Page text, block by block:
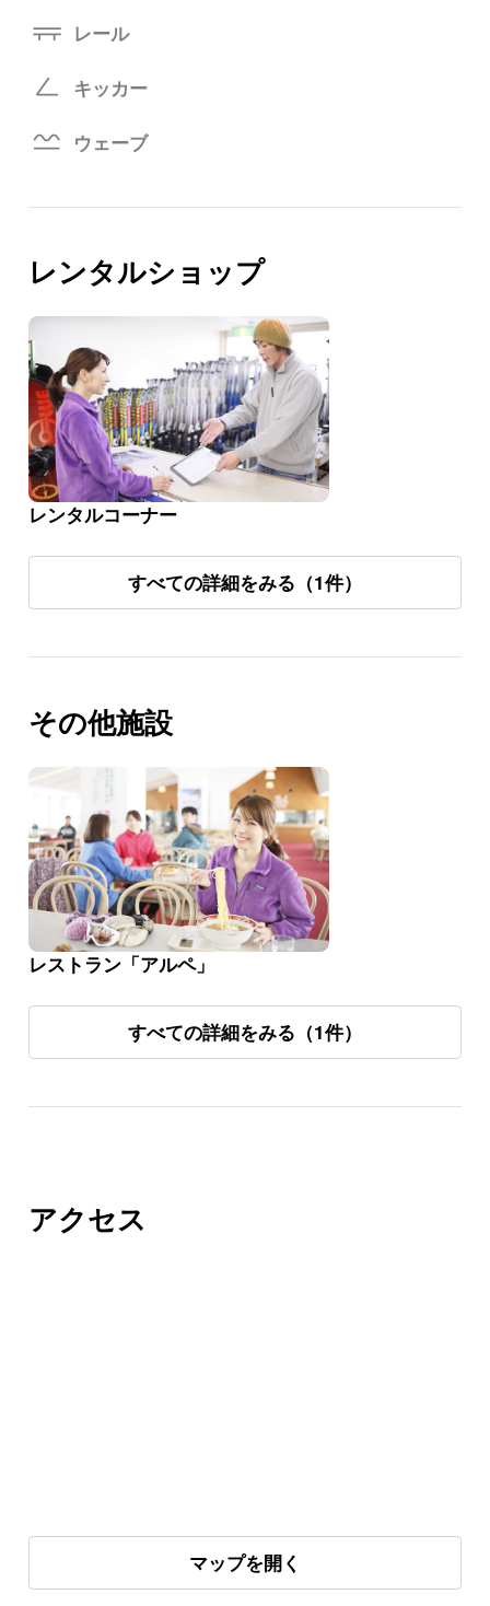
レール
キッカー
ウェーブ
レンタルショップ
レンタルコーナー
すべての詳細をみる（1件）
その他施設
レストラン「アルペ」
すべての詳細をみる（1件）
アクセス
マップを開く